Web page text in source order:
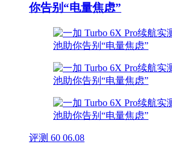
你告别“电量焦虑”
评测 60 06.08